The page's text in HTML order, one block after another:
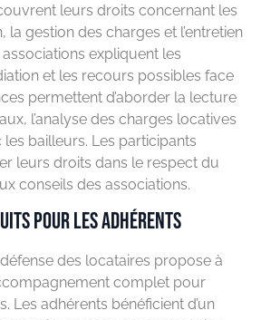
leurs droits concernant les
gestion des charges et l’entretien
expliquent les
et les recours possibles face
permettent d’aborder la lecture
l’analyse des charges locatives
bailleurs. Les participants
leurs droits dans le respect du
conseils des associations.
pour les adhérents
des locataires propose à
complet pour
Les adhérents bénéficient d’un